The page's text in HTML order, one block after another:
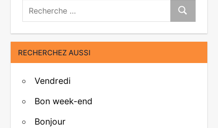
Recherche:
Recherche
RECHERCHEZ AUSSI
Vendredi
Bon week-end
Bonjour